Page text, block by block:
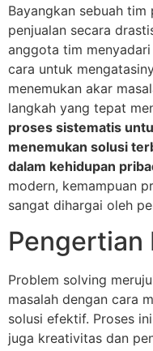
Bayangkan sebuah tim
penjualan secara
anggota tim
cara untuk
menemukan akar
langkah yang tepat
proses sistematis
menemukan solusi
dalam kehidupan
modern, kemampuan
sangat dihargai oleh
Pengertian
Problem solving
masalah dengan cara
solusi efektif. Proses
juga kreativitas dan